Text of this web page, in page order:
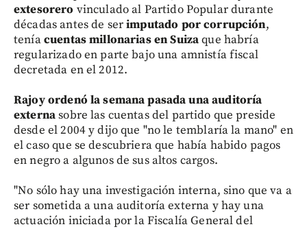
extesorero vinculado al Partido Popular durante
décadas antes de serimputado por corrupción,
teníacuentas millonarias en Suizaque habría
regularizado en parte bajo una amnistía fiscal
decretada en el 2012.
Rajoy ordenó la semana pasada una auditoría
externasobre las cuentas del partido que preside
desde el 2004 y dijo que "no le temblaría la mano" en
el caso que se descubriera que había habido pagos
en negro a algunos de sus altos cargos.
"No sólo hay una investigación interna, sino que va a
ser sometida a una auditoría externa y hay una
actuación iniciada por la Fiscalía General del